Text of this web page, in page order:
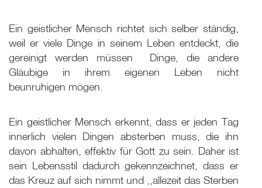
Ein geistlicher Mensch richtet sich selber ständig,
weil er viele Dinge in seinem Leben entdeckt, die
gereinigt werden müssen ­ Dinge, die andere
Gläubige in ihrem eigenen Leben nicht
beunruhigen mögen.
Ein geistlicher Mensch erkennt, dass er jeden Tag
innerlich vielen Dingen absterben muss, die ihn
davon abhalten, effektiv für Gott zu sein. Daher ist
sein Lebensstil dadurch gekennzeichnet, dass er
das Kreuz auf sich nimmt und ,,allezeit das Sterben